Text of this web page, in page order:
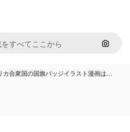
画像で
カ合衆国の国旗バッジイラスト漫画は…